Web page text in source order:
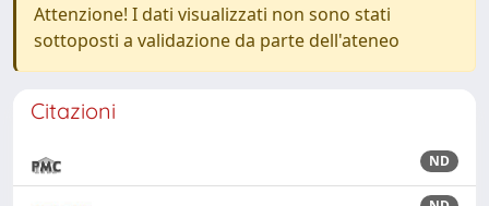
Attenzione! I dati visualizzati non sono stati
sottoposti a validazione da parte dell'ateneo
Citazioni
ND